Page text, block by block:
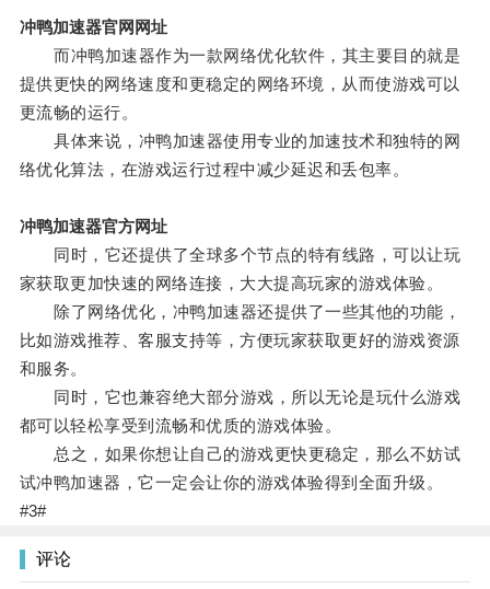
冲鸭加速器官网网址
而冲鸭加速器作为一款网络优化软件，其主要目的就是
提供更快的网络速度和更稳定的网络环境，从而使游戏可以
更流畅的运行。
具体来说，冲鸭加速器使用专业的加速技术和独特的网
络优化算法，在游戏运行过程中减少延迟和丢包率。
冲鸭加速器官方网址
同时，它还提供了全球多个节点的特有线路，可以让玩
家获取更加快速的网络连接，大大提高玩家的游戏体验。
除了网络优化，冲鸭加速器还提供了一些其他的功能，
比如游戏推荐、客服支持等，方便玩家获取更好的游戏资源
和服务。
同时，它也兼容绝大部分游戏，所以无论是玩什么游戏
都可以轻松享受到流畅和优质的游戏体验。
总之，如果你想让自己的游戏更快更稳定，那么不妨试
试冲鸭加速器，它一定会让你的游戏体验得到全面升级。
#3#
评论